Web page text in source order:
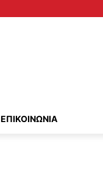
ΕΠΙΚΟΙΝΩΝΙΑ